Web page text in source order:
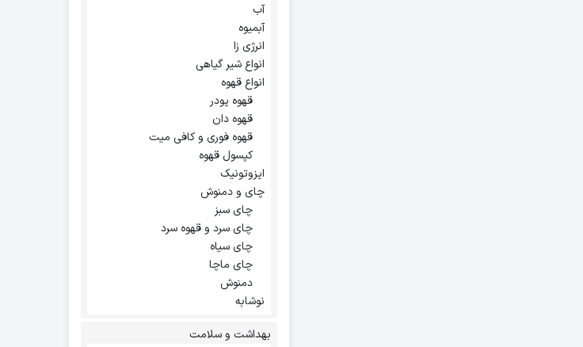
آب
آبمیوه
انرژی زا
انواع شیر گیاهی
انواع قهوه
قهوه پودر
قهوه دان
قهوه فوری و کافی میت
کپسول قهوه
ایزوتونیک
چای و دمنوش
چای سبز
چای سرد و قهوه سرد
چای سیاه
چای ماچا
دمنوش
نوشابه
بهداشت و سلامت